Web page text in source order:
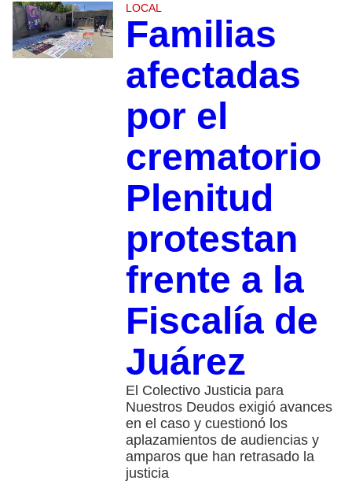
LOCAL
Familias
afectadas
por el
crematorio
Plenitud
protestan
frente a la
Fiscalía de
Juárez
El Colectivo Justicia para
Nuestros Deudos exigió avances
en el caso y cuestionó los
aplazamientos de audiencias y
amparos que han retrasado la
justicia